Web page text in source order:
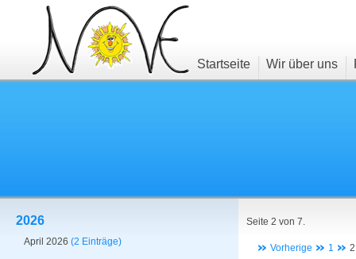
Startseite Wir über uns
2026
April 2026 (2 Einträge)
Seite 2 von 7.
Vorherige 1 2